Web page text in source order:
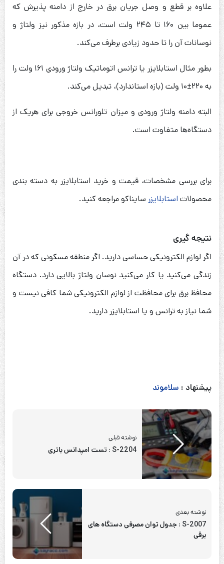
علاوه بر قطع و وصل جریان برق در خارج از دامنه پذیرش که
عموما بین ۱۶۰ تا ۲۴۵ ولت است، در بازه مذکور نیز ولتاژ و
نوسانات آن را تا حدود زیادی برطرف می‌کند.
بطور مثال استابلایزر یا ترانس اتوماتیک ولتاژ ورودی ۱۶۱ ولت را
به ۲۲۰±۱۰ ولت (بازه استاندارد)، تبدیل می‌کند.
البته دامنه ولتاژ ورودی و میزان تلورانس خروجی برای هریک از
دستگاه‌ها متفاوت است.
برای بررسی مشخصات، قیمت و خرید استابلایزر به دسته بندی
محصولات استابلایزر سایناکو مراجعه کنید.
نتیجه گیری
اگر لوازم الکترونیکی حساسی دارید. اگر منطقه مسکونی که در آن
زندگی می‌کنید یا کار می‌کنید نوسان ولتاژ بالایی دارد. دستگاه
محافظ برق برای محافظت از لوازم الکترونیکی شما کافی نیست و
شما نیاز به ترانس و یا استابلایزر دارید.
پیشنهاد : سلاموند
نوشته قبلی
S-2204 : تست امپدانس باتری
نوشته بعدی
S-2007 : جدول توان مصرفی دستگاه های
برقی